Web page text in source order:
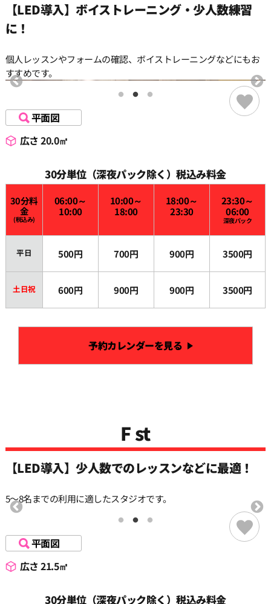
【LED導入】ボイストレーニング・少人数練習
に！
個人レッスンやフォームの確認、ボイストレーニングなどにもお
すすめです。
平面図
広さ 20.0㎡
30分単位（深夜パック除く）税込み料金
30分料
金
(税込み)
06:00～
10:00
10:00～
18:00
18:00～
23:30
23:30～
06:00
深夜パック
平日 500円 700円 900円 3500円
土日祝 600円 900円 900円 3500円
予約カレンダーを見る
F st
【LED導入】少人数でのレッスンなどに最適！
5〜8名までの利用に適したスタジオです。
平面図
広さ 21.5㎡
30分単位（深夜パック除く）税込み料金